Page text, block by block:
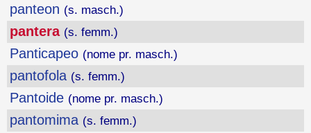
panteon (s. masch.)
pantera (s. femm.)
Panticapeo (nome pr. masch.)
pantofola (s. femm.)
Pantoide (nome pr. masch.)
pantomima (s. femm.)